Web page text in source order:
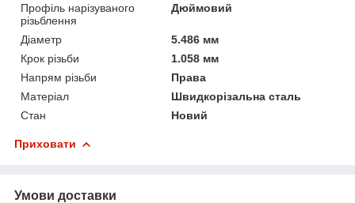
Профіль нарізуваного
різьблення
Дюймовий
Діаметр
5.486 мм
Крок різьби
1.058 мм
Напрям різьби
Права
Матеріал
Швидкорізальна сталь
Стан
Новий
Приховати
Умови доставки